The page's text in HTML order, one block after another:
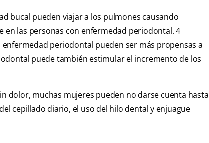
bucal pueden viajar a los pulmones causando
las personas con enfermedad periodontal. 4
periodontal pueden ser más propensas a
puede también estimular el incremento de los
dolor, muchas mujeres pueden no darse cuenta hasta
cepillado diario, el uso del hilo dental y enjuague